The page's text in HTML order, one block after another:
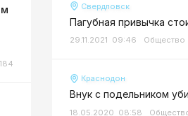
184
Свердловск
Пагубная привычка
29.11.2021 09:46 Общество
Краснодон
Внук с подельником
18.05.2020 08:58